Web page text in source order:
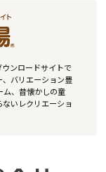
ンロードサイトで
バリエーション豊
ム、昔懐かしの童
いレクリエーショ